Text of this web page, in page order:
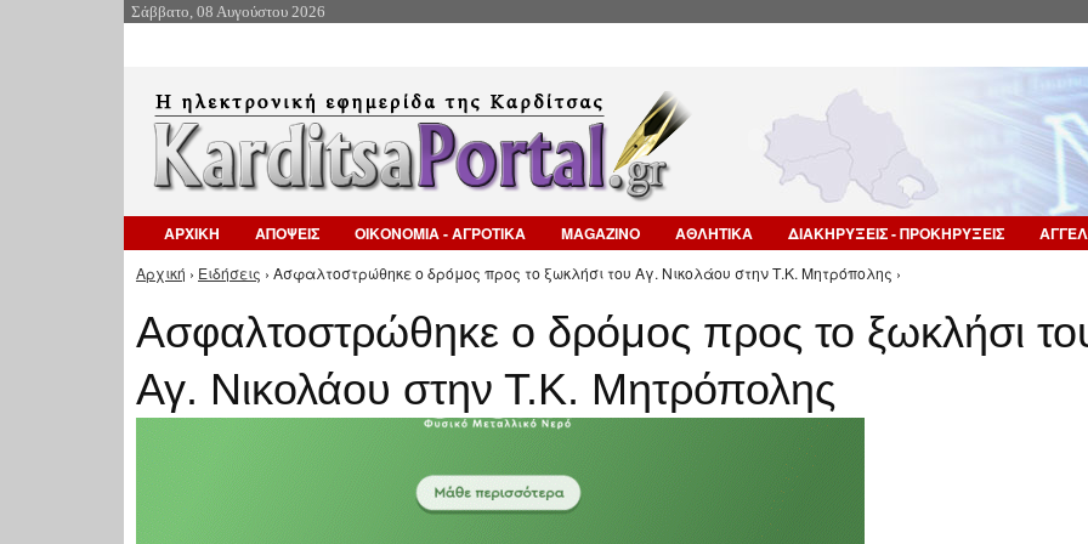
Σάββατο, 08 Αυγούστου 2026
ΑΡΧΙΚΗ ΑΠΟΨΕΙΣ ΟΙΚΟΝΟΜΙΑ - ΑΓΡΟΤΙΚΑ MAGAZINO ΑΘΛΗΤΙΚΑ ΔΙΑΚΗΡΥΞΕΙΣ - ΠΡΟΚΗΡΥΞΕΙΣ
Είστε εδώ
Αρχική › Ειδήσεις › Ασφαλτοστρώθηκε ο δρόμος προς το ξωκλήσι του Αγ. Νικολάου στην Τ.Κ. Μητρόπολης ›
Ασφαλτοστρώθηκε ο δρόμος προς το ξωκλήσι
Αγ. Νικολάου στην Τ.Κ. Μητρόπολης